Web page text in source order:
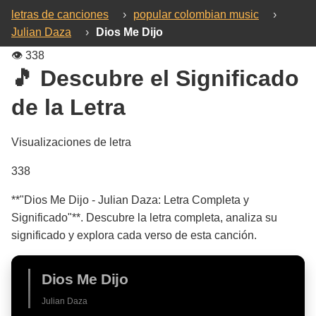
letras de canciones › popular colombian music
›
Julian Daza
›
Dios Me Dijo
👁️ 338
🎵 Descubre el Significado
de la Letra
Visualizaciones de letra
338
**"Dios Me Dijo - Julian Daza: Letra Completa y
Significado"**. Descubre la letra completa, analiza su
significado y explora cada verso de esta canción.
Dios Me Dijo
Julian Daza